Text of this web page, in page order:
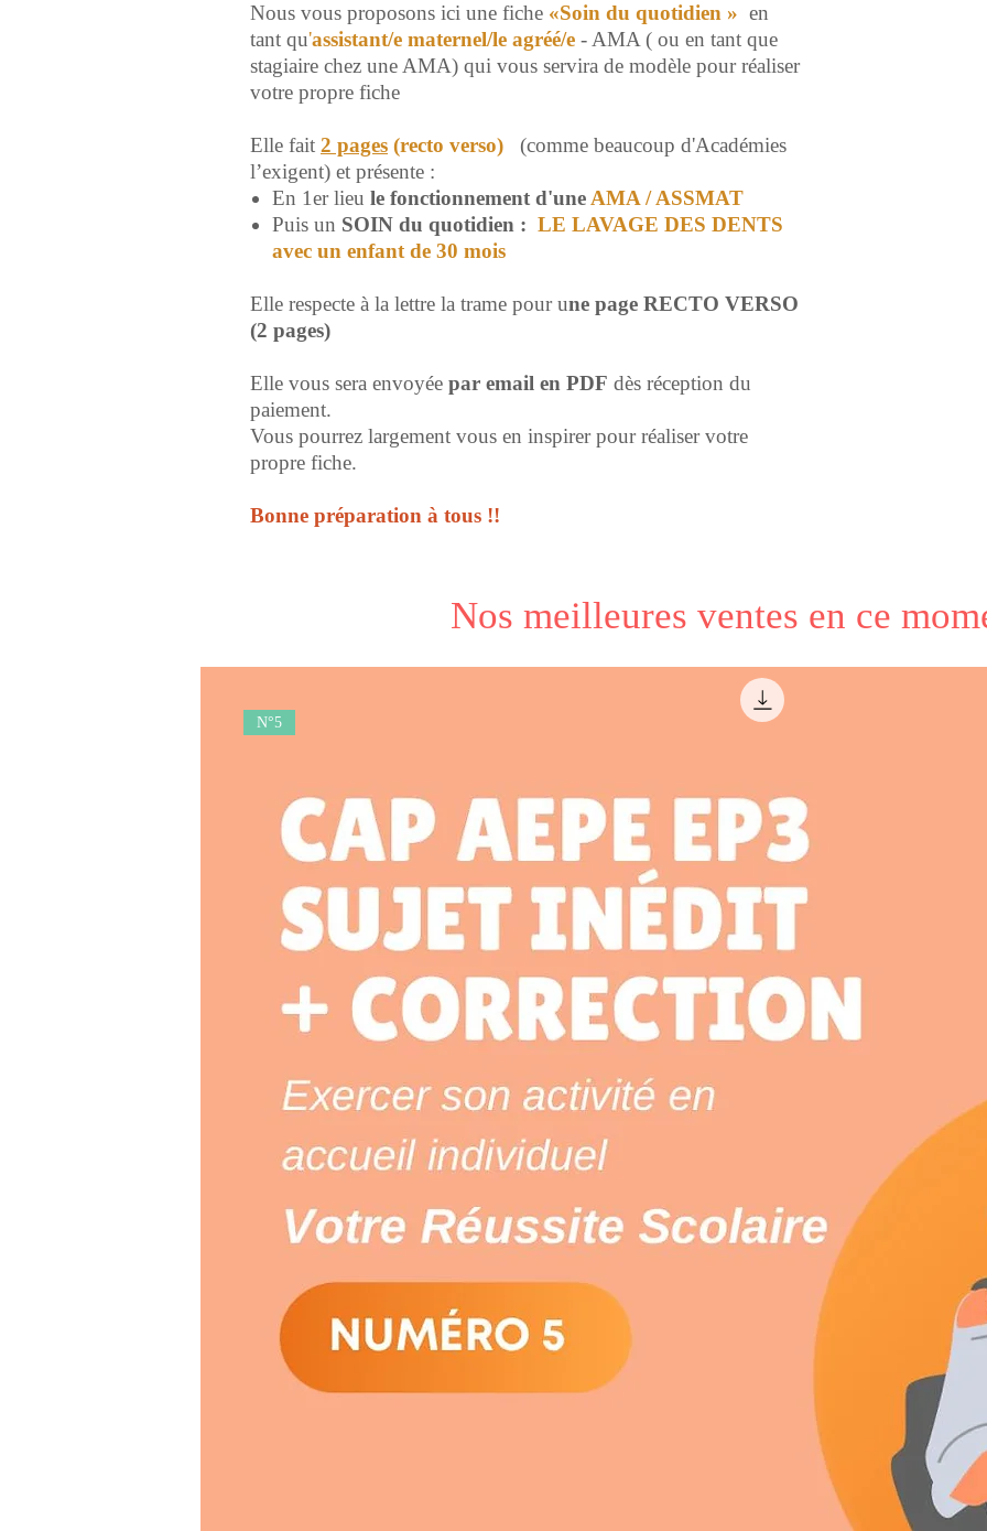
Nous vous proposons ici une fiche «Soin du quotidien » en
tant qu'assistant/e maternel/le agréé/e - AMA ( ou en tant que
stagiaire chez une AMA) qui vous servira de modèle pour réaliser
votre propre fiche
Elle fait 2 pages (recto verso)
(comme beaucoup d'Académies
l’exigent) et présente :
En 1er lieu le fonctionnement d'uneAMA / ASSMAT
Puis un SOIN du quotidien : LE LAVAGE DES DENTS
avec un enfant de 30 mois
Elle respecte à la lettre la trame pour une page RECTO VERSO
(2 pages)
Elle vous sera envoyée par email en PDF dès réception du
paiement.
Vous pourrez largement vous en inspirer pour réaliser votre
propre fiche.
Bonne préparation à tous !!
Nos meilleures ventes en ce
N°5